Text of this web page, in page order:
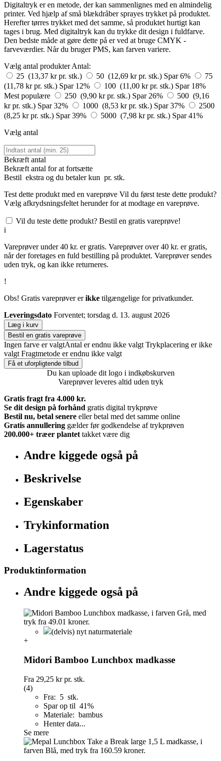
Digitaltryk er en metode, der kan sammenlignes med en almindelig
printer. Ved hjælp af små blækdråber sprayes trykket på produktet.
Herefter tørres trykket med det samme, så produktet hurtigt kan
tages i brug. Med digitaltryk kan du trykke dit design i fuldfarve.
Den bedste måde at gøre dette på er ved at bruge CMYK -
farveværdier. Når du bruger PMS, kan farven variere.
Vælg antal produkter Antal:
25 (13,37 kr pr. stk.)
50 (12,69 kr pr. stk.) Spar 6%
75
(11,78 kr pr. stk.) Spar 12% 100 (11,00 kr pr. stk.) Spar 18%
Mest populære
250 (9,90 kr pr. stk.) Spar 26%
500 (9,16
kr pr. stk.) Spar 32% 1000 (8,53 kr pr. stk.) Spar 37%
2500
(8,25 kr pr. stk.) Spar 39% 5000 (7,98 kr pr. stk.) Spar 41%
Vælg antal
Bekræft antal
Bekræft antal for at fortsætte
Bestil ekstra og du betaler kun pr. stk.
Test dette produkt med en vareprøve Vil du først teste dette produkt?
Vælg afkrydsningsfeltet herunder for at modtage en vareprøve.
Vil du teste dette produkt? Bestil en gratis vareprøve!
i
Vareprøver under 40 kr. er gratis. Vareprøver over 40 kr. er gratis,
når der foretages en fuld bestilling på produktet. Vareprøver sendes
uden tryk, og kan ikke returneres.
!
Obs! Gratis vareprøver erikke tilgængelige for privatkunder.
Leveringsdato Forventet; torsdag d. 13. august 2026
Læg i kurv
Bestil en gratis vareprøve
Ingen farve er valgtAntal er endnu ikke valgt Trykplacering er ikke
valgt Fragtmetode er endnu ikke valgt
Få et uforpligtende tilbud
Du kan uploade dit logo i indkøbskurven
Vareprøver leveres altid uden tryk
Gratis fragt fra 4.000 kr.
Se dit design på forhånd gratis digital trykprøve
Bestil nu, betal senere eller betal med det samme online
Gratis annullering gælder før godkendelse af trykprøven
200.000+ træer plantet takket være dig
Andre kiggede også på
Beskrivelse
Egenskaber
Trykinformation
Lagerstatus
Produktinformation
Andre kiggede også på
(delvis) nyt naturmateriale
+
Midori Bamboo Lunchbox madkasse
Fra 29,25 krpr. stk.
(4)
Fra: 5 stk.
Spar op til 41%
Materiale: bambus
Henter data...
Se mere